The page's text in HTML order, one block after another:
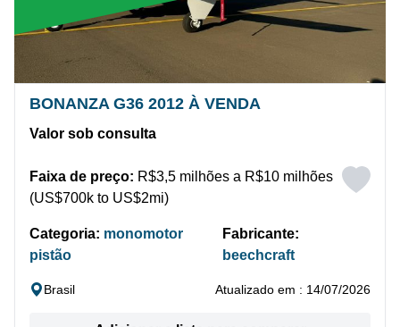
BONANZA G36 2012 À VENDA
Valor sob consulta
Faixa de preço: R$3,5 milhões a R$10 milhões
(US$700k to US$2mi)
Categoria: monomotor
pistão
Fabricante:
beechcraft
Brasil Atualizado em : 14/07/2026